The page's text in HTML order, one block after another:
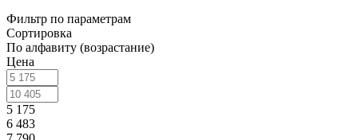
Фильтр по параметрам
Сортировка
По алфавиту (возрастание)
Цена
5 175
6 483